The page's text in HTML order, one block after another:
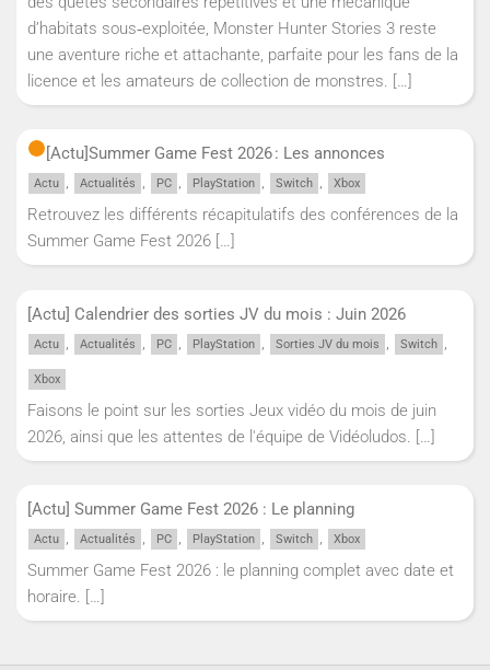
d’habitats sous‑exploitée, Monster Hunter Stories 3 reste
une aventure riche et attachante, parfaite pour les fans de la
licence et les amateurs de collection de monstres. […]
[Actu]Summer Game Fest 2026 : Les annonces
Actu , Actualités , PC , PlayStation , Switch , Xbox
Retrouvez les différents récapitulatifs des conférences de la
Summer Game Fest 2026 […]
[Actu] Calendrier des sorties JV du mois : Juin 2026
Actu , Actualités , PC , PlayStation , Sorties JV du mois , Switch ,
Xbox
Faisons le point sur les sorties Jeux vidéo du mois de juin
2026, ainsi que les attentes de l'équipe de Vidéoludos. […]
[Actu] Summer Game Fest 2026 : Le planning
Actu , Actualités , PC , PlayStation , Switch , Xbox
Summer Game Fest 2026 : le planning complet avec date et
horaire. […]